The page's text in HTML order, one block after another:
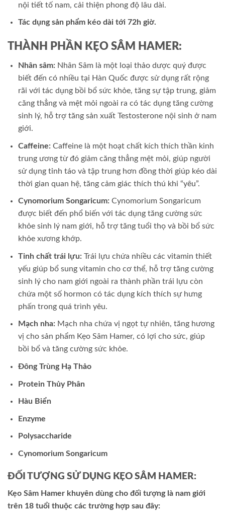
nội tiết tố nam, cải thiện phong độ lâu dài.
Tác dụng sản phẩm kéo dài tới 72h giờ.
THÀNH PHẦN KẸO SÂM HAMER:
Nhân sâm: Nhân Sâm là một loại thảo dược quý được
biết đến có nhiều tại Hàn Quốc được sử dụng rất rộng
rãi với tác dụng bồi bổ sức khỏe, tăng sự tập trung, giảm
căng thẳng và mệt mỏi ngoài ra có tác dụng tăng cường
sinh lý, hỗ trợ tăng sản xuất Testosterone nội sinh ở nam
giới.
Caffeine: Caffeine là một hoạt chất kích thích thần kinh
trung ương từ đó giảm căng thẳng mệt mỏi, giúp người
sử dụng tỉnh táo và tập trung hơn đồng thời giúp kéo dài
thời gian quan hệ, tăng cảm giác thích thú khi “yêu”.
Cynomorium Songaricum: Cynomorium Songaricum
được biết đến phổ biến với tác dụng tăng cường sức
khỏe sinh lý nam giới, hỗ trợ tăng tuổi thọ và bồi bổ sức
khỏe xương khớp.
Tinh chất trái lựu:Trái lựu chứa nhiều các vitamin thiết
yếu giúp bổ sung vitamin cho cơ thể, hỗ trợ tăng cường
sinh lý cho nam giới ngoài ra thành phần trái lựu còn
chứa một số hormon có tác dụng kích thích sự hưng
phấn trong quá trình yêu.
Mạch nha:Mạch nha chứa vị ngọt tự nhiên, tăng hương
vị cho sản phẩm Kẹo Sâm Hamer, có lợi cho sức, giúp
bồi bổ và tăng cường sức khỏe.
Đông Trùng Hạ Thảo
Protein Thủy Phân
Hàu Biển
Enzyme
Polysaccharide
Cynomorium Songaricum
ĐỐI TƯỢNG SỬ DỤNG KẸO SÂM HAMER:
Kẹo Sâm Hamer khuyên dùng cho đối tượng là nam giới
trên 18 tuổi thuộc các trường hợp sau đây: